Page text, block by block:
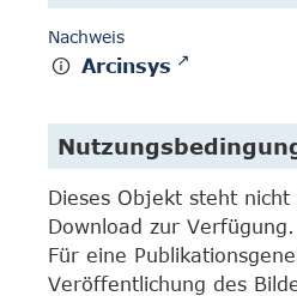
Nachweis
Arcinsys
Dieses Objekt steht
Download zur Verfügung.
Für eine
Veröffentlichung des